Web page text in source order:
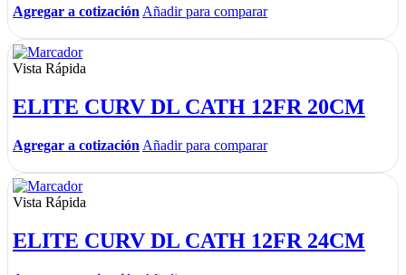
Agregar a cotización Añadir para comparar
Vista Rápida
ELITE CURV DL CATH 12FR 20CM
Agregar a cotización Añadir para comparar
Vista Rápida
ELITE CURV DL CATH 12FR 24CM